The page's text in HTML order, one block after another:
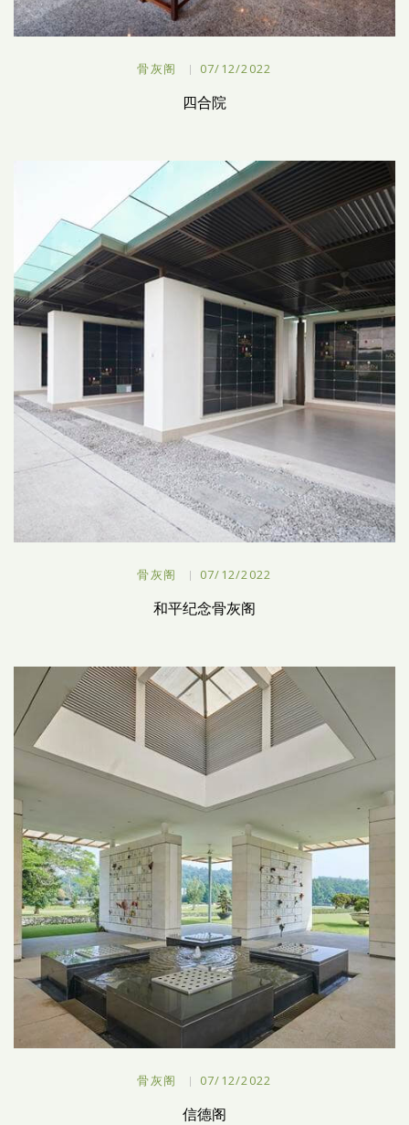
骨灰阁 07/12/2022
四合院
骨灰阁 07/12/2022
和平纪念骨灰阁
骨灰阁 07/12/2022
信德阁